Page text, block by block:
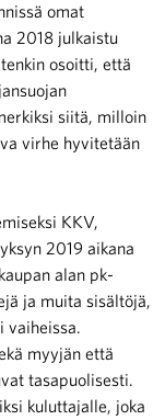
omat
2018 julkaistu
osoitti, että
siitä, milloin
virhe hyvitetään
KKV,
2019 aikana
alan pk-
ja muita sisältöjä,
vaiheissa.
myyjän että
tasapuolisesti.
kuluttajalle, joka